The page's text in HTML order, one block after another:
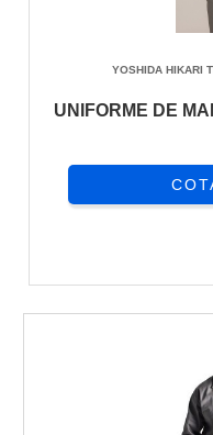
YOSHIDA HIKARI
UNIFORME DE